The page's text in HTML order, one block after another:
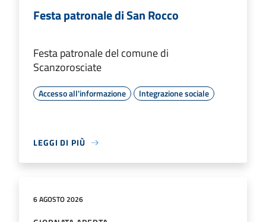
Festa patronale di San Rocco
Festa patronale del comune di
Scanzorosciate
Accesso all'informazione Integrazione sociale
LEGGI DI PIÙ
6 AGOSTO 2026